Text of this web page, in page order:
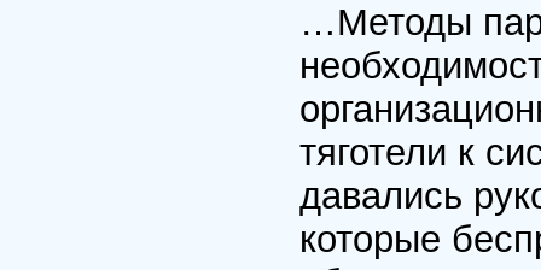
…Методы
тяготели к
давались
которые